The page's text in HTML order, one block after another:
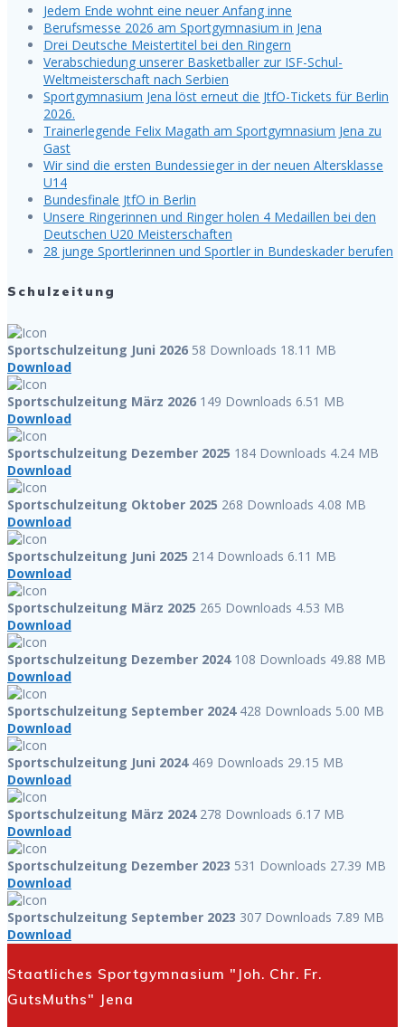
Jedem Ende wohnt eine neuer Anfang inne
Berufsmesse 2026 am Sportgymnasium in Jena
Drei Deutsche Meistertitel bei den Ringern
Verabschiedung unserer Basketballer zur ISF-Schul-
Weltmeisterschaft nach Serbien
Sportgymnasium Jena löst erneut die JtfO-Tickets für Berlin
2026.
Trainerlegende Felix Magath am Sportgymnasium Jena zu
Gast
Wir sind die ersten Bundessieger in der neuen Altersklasse
U14
Bundesfinale JtfO in Berlin
Unsere Ringerinnen und Ringer holen 4 Medaillen bei den
Deutschen U20 Meisterschaften
28 junge Sportlerinnen und Sportler in Bundeskader berufen
Schulzeitung
Sportschulzeitung Juni 2026 58 Downloads 18.11 MB
Download
Sportschulzeitung März 2026 149 Downloads 6.51 MB
Download
Sportschulzeitung Dezember 2025 184 Downloads 4.24 MB
Download
Sportschulzeitung Oktober 2025 268 Downloads 4.08 MB
Download
Sportschulzeitung Juni 2025 214 Downloads 6.11 MB
Download
Sportschulzeitung März 2025 265 Downloads 4.53 MB
Download
Sportschulzeitung Dezember 2024 108 Downloads 49.88 MB
Download
Sportschulzeitung September 2024 428 Downloads 5.00 MB
Download
Sportschulzeitung Juni 2024 469 Downloads 29.15 MB
Download
Sportschulzeitung März 2024 278 Downloads 6.17 MB
Download
Sportschulzeitung Dezember 2023 531 Downloads 27.39 MB
Download
Sportschulzeitung September 2023 307 Downloads 7.89 MB
Download
Staatliches Sportgymnasium "Joh. Chr. Fr.
GutsMuths" Jena